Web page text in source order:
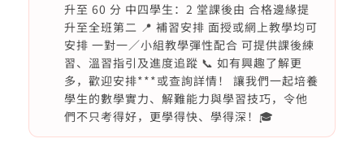
升至 60 分 中四學生：2 堂課後由 合格邊緣提
升至全班第二 📍 補習安排 面授或網上教學均可
安排 一對一／小組教學彈性配合 可提供課後練
習、溫習指引及進度追蹤 📞 如有興趣了解更
多，歡迎安排***或查詢詳情！ 讓我們一起培養
學生的數學實力、解難能力與學習技巧，令他
們不只考得好，更學得快、學得深！🎓